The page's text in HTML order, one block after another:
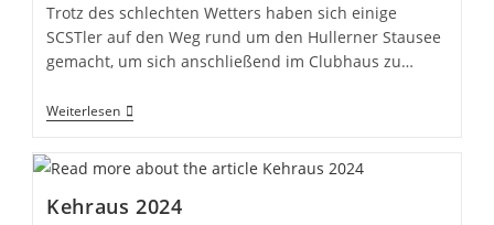
Trotz des schlechten Wetters haben sich einige
SCSTler auf den Weg rund um den Hullerner Stausee
gemacht, um sich anschließend im Clubhaus zu…
WeiterlesenWandertag
SCST
Kehraus 2024